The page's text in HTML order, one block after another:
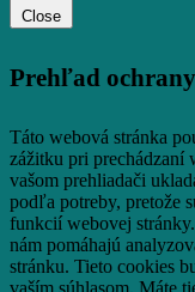
Close
Prehľad
Táto webová stránka
zážitku pri prechádzaní
vašom prehliadači
podľa potreby, pretože
funkcií webovej stránky.
nám pomáhajú
stránku. Tieto cookies